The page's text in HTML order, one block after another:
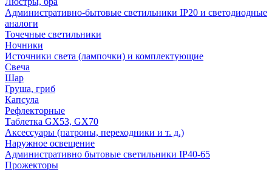
Административно-бытовые светильники IP20 и светодиодные
аналоги
Точечные светильники
Ночники
Источники света (лампочки) и комплектующие
Свеча
Шар
Груша, гриб
Капсула
Рефлекторные
Таблетка GX53, GX70
Аксессуары (патроны, переходники и т. д.)
Наружное освещение
Административно бытовые светильники IP40-65
Прожекторы